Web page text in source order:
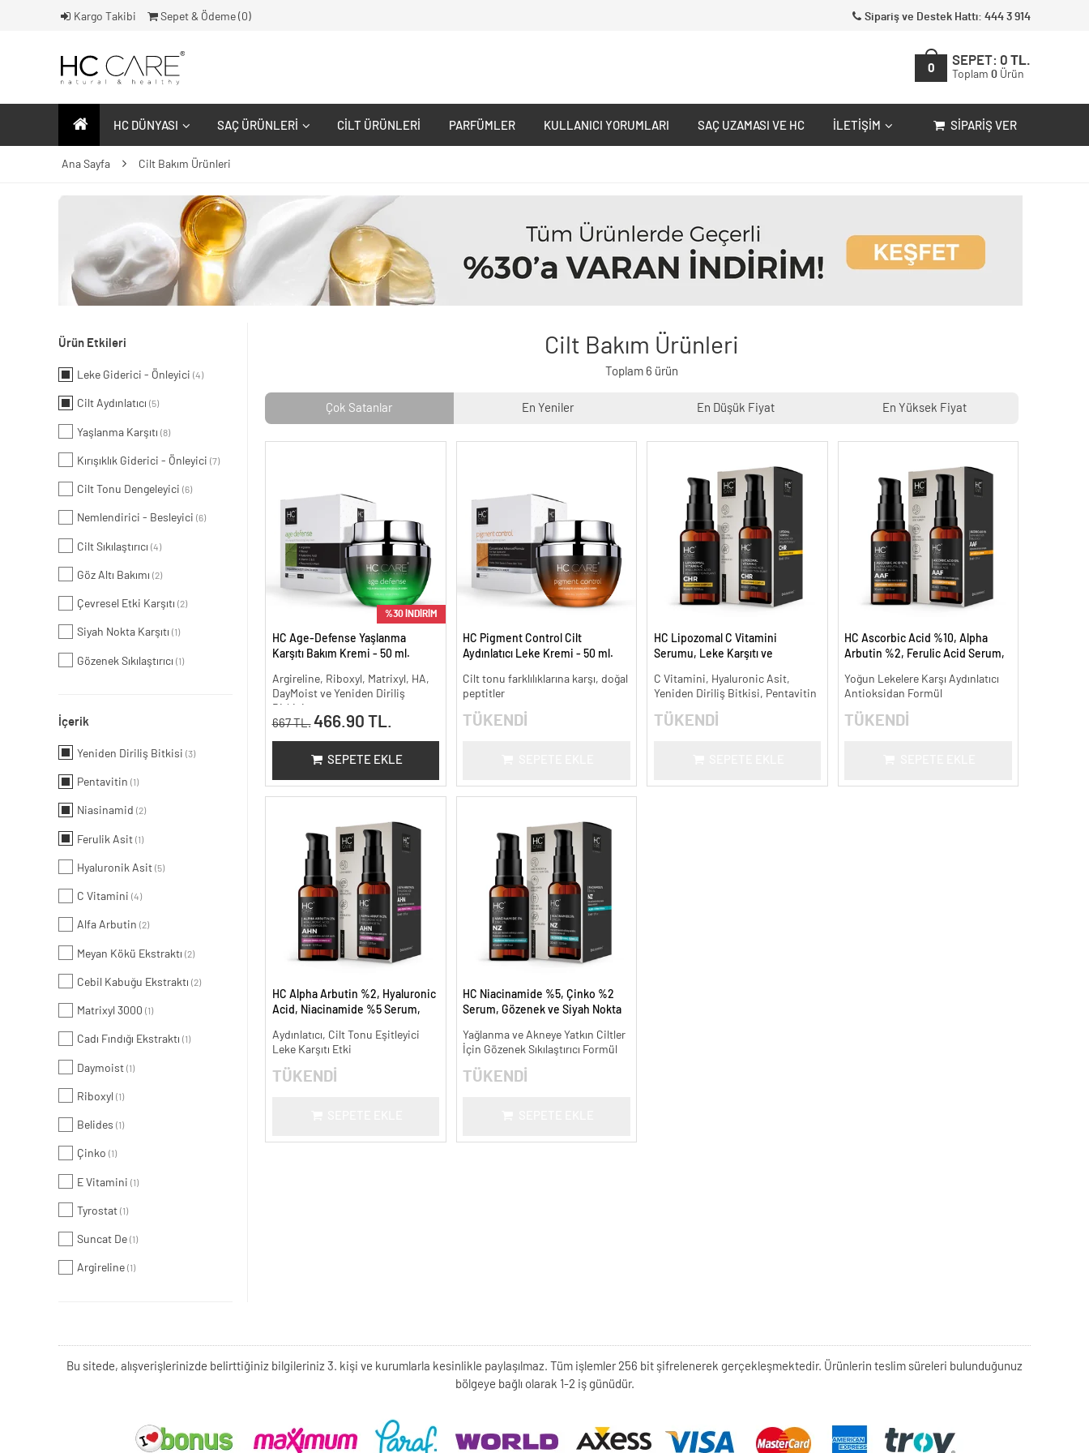
Kargo Takibi Sepet & Ödeme ( 0) Sipariş ve Destek Hattı: 444 3 914
0
SEPET: 0 TL.
Toplam 0 Ürün
HC DÜNYASI SAÇ ÜRÜNLERI CILT ÜRÜNLERI PARFÜMLER KULLANICI YORUMLARI SAÇ UZAMASI VE HC İLETIŞIM SIPARIŞ VER
Ana Sayfa Cilt Bakım Ürünleri
Ürün Etkileri
Leke Giderici - Önleyici (4)
Cilt Aydınlatıcı (5)
Yaşlanma Karşıtı (8)
Kırışıklık Giderici - Önleyici (7)
Cilt Tonu Dengeleyici (6)
Nemlendirici - Besleyici (6)
Cilt Sıkılaştırıcı (4)
Göz Altı Bakımı (2)
Çevresel Etki Karşıtı (2)
Siyah Nokta Karşıtı (1)
Gözenek Sıkılaştırıcı (1)
İçerik
Yeniden Diriliş Bitkisi (3)
Pentavitin (1)
Niasinamid (2)
Ferulik Asit (1)
Hyaluronik Asit (5)
C Vitamini (4)
Alfa Arbutin (2)
Meyan Kökü Ekstraktı (2)
Cebil Kabuğu Ekstraktı (2)
Matrixyl 3000 (1)
Cadı Fındığı Ekstraktı (1)
Daymoist (1)
Riboxyl (1)
Belides (1)
Çinko (1)
E Vitamini (1)
Tyrostat (1)
Suncat De (1)
Argireline (1)
Cilt Bakım Ürünleri
Toplam 6 ürün
Çok Satanlar En Yeniler En Düşük Fiyat En Yüksek Fiyat
%30 İNDİRİM
HC Age-Defense Yaşlanma
Karşıtı Bakım Kremi - 50 ml.
Argireline, Riboxyl, Matrixyl, HA,
DayMoist ve Yeniden Diriliş
667 TL. 466.90 TL.
SEPETE EKLE
HC Pigment Control Cilt
Aydınlatıcı Leke Kremi - 50 ml.
Cilt tonu farklılıklarına karşı, doğal
peptitler
TÜKENDİ
HC Lipozomal C Vitamini
Serumu, Leke Karşıtı ve
C Vitamini, Hyaluronic Asit,
Yeniden Diriliş Bitkisi, Pentavitin
TÜKENDİ
HC Ascorbic Acid %10, Alpha
Arbutin %2, Ferulic Acid Serum,
ml.
Yoğun Lekelere Karşı Aydınlatıcı
Antioksidan Formül
TÜKENDİ
HC Alpha Arbutin %2, Hyaluronic
Acid, Niacinamide %5 Serum,
Aydınlatıcı, Cilt Tonu Eşitleyici
Leke Karşıtı Etki
TÜKENDİ
HC Niacinamide %5, Çinko %2
Serum, Gözenek ve Siyah Nokta
- 30 ml.
Yağlanma ve Akneye Yatkın Ciltler
İçin Gözenek Sıkılaştırıcı Formül
TÜKENDİ
Bu sitede, alışverişlerinizde belirttiğiniz bilgileriniz 3. kişi ve kurumlarla kesinlikle paylaşılmaz. Tüm işlemler 256 bit şifrelenerek gerçekleşmektedir. Ürünlerin teslim süreleri bulunduğunuz
bölgeye bağlı olarak 1-2 iş günüdür.